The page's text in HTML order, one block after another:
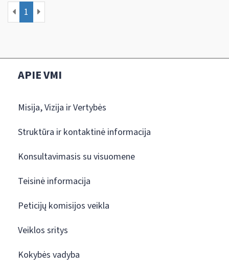
1
APIE VMI
Misija, Vizija ir Vertybės
Struktūra ir kontaktinė informacija
Konsultavimasis su visuomene
Teisinė informacija
Peticijų komisijos veikla
Veiklos sritys
Kokybės vadyba